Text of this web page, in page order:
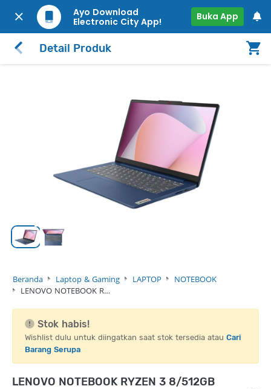
Ayo Download
Electronic City App!
Buka App
Detail Produk
Beranda Laptop & Gaming LAPTOP
NOTEBOOK
LENOVO NOTEBOOK R…
Stok habis!
Wishlist dulu untuk diingatkan saat stok tersedia atau Cari
Barang Serupa
LENOVO NOTEBOOK RYZEN 3 8/512GB